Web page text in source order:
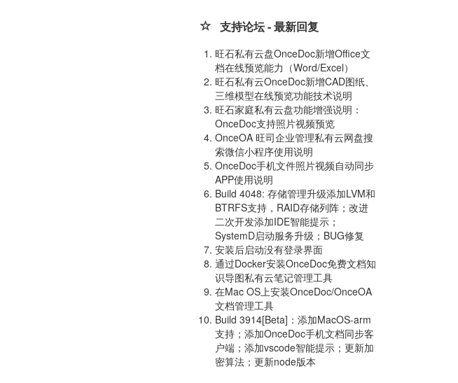
支持论坛 - 最新回复
旺石私有云盘OnceDoc新增Office文
档在线预览能力（Word/Excel）
旺石私有云OnceDoc新增CAD图纸、
三维模型在线预览功能技术说明
旺石家庭私有云盘功能增强说明：
OnceDoc支持照片视频预览
OnceOA 旺司企业管理私有云网盘搜
索微信小程序使用说明
OnceDoc手机文件照片视频自动同步
APP使用说明
Build 4048: 存储管理升级添加LVM和
BTRFS支持，RAID存储列阵；改进
二次开发添加IDE智能提示；
SystemD启动服务升级；BUG修复
安装后启动没有登录界面
通过Docker安装OnceDoc免费文档知
识导图私有云笔记管理工具
在Mac OS上安装OnceDoc/OnceOA
文档管理工具
Build 3914[Beta]：添加MacOS-arm
支持；添加OnceDoc手机文档同步客
户端；添加vscode智能提示；更新加
密算法；更新node版本